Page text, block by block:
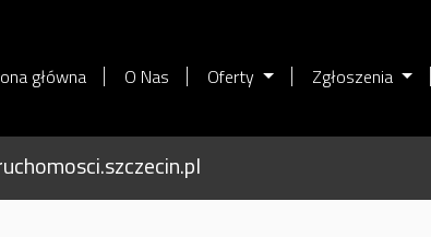
główna O Nas Oferty Zgłoszenia